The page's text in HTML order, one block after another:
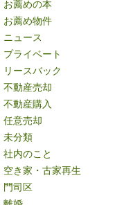
お薦めの本
お薦め物件
ニュース
プライベート
リースバック
不動産売却
不動産購入
任意売却
未分類
社内のこと
空き家・古家再生
門司区